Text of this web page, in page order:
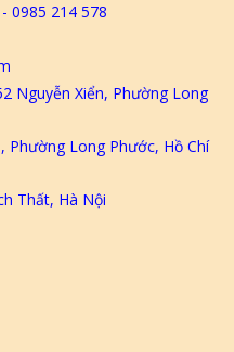
0985 214 578
Nguyễn Xiển, Phường Long
Phường Long Phước, Hồ Chí
Thất, Hà Nội